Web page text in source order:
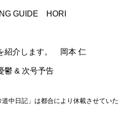
GUIDE HORI
紹介します。 岡本 仁
鬱 & 次号予告
中日記」は都合により休載させていた